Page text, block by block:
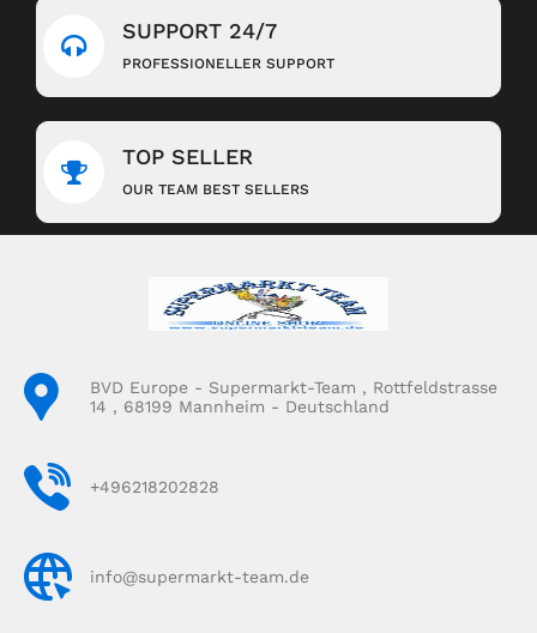
SUPPORT 24/7
PROFESSIONELLER SUPPORT
TOP SELLER
OUR TEAM BEST SELLERS
BVD Europe - Supermarkt-Team , Rottfeldstrasse
14 , 68199 Mannheim - Deutschland
+496218202828
info@supermarkt-team.de